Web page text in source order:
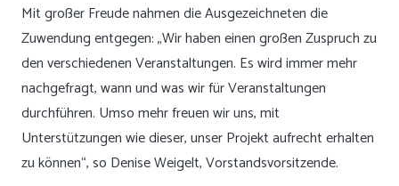
Mit großer Freude nahmen die Ausgezeichneten die
Zuwendung entgegen: „Wir haben einen großen Zuspruch zu
den verschiedenen Veranstaltungen. Es wird immer mehr
nachgefragt, wann und was wir für Veranstaltungen
durchführen. Umso mehr freuen wir uns, mit
Unterstützungen wie dieser, unser Projekt aufrecht erhalten
zu können“, so Denise Weigelt, Vorstandsvorsitzende.